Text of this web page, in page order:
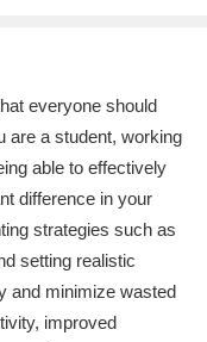
everyone should
are a student, working
able to effectively
difference in your
strategies such as
setting realistic
and minimize wasted
improved